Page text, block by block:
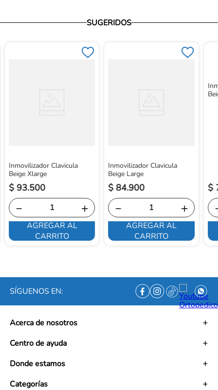
SUGERIDOS
Inmovilizador Clavicula
Beige Xlarge
$ 93.500
＋
－
AGREGAR AL
CARRITO
Inmovilizador Clavicula
Beige Large
$ 84.900
＋
－
AGREGAR AL
CARRITO
$
SÍGUENOS EN:
Acerca de nosotros
Misión
Trabaja con nosotros
Ética empresarial
Centro de ayuda
Políticas de tratamiento de datos personales
PQRS y Garantías
Donde estamos
Mapa de tiendas
Contacto
Categorías